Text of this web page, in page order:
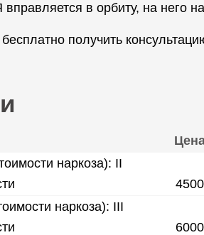
в орбиту, на него
получить
наркоза): II
4500
наркоза): III
6000